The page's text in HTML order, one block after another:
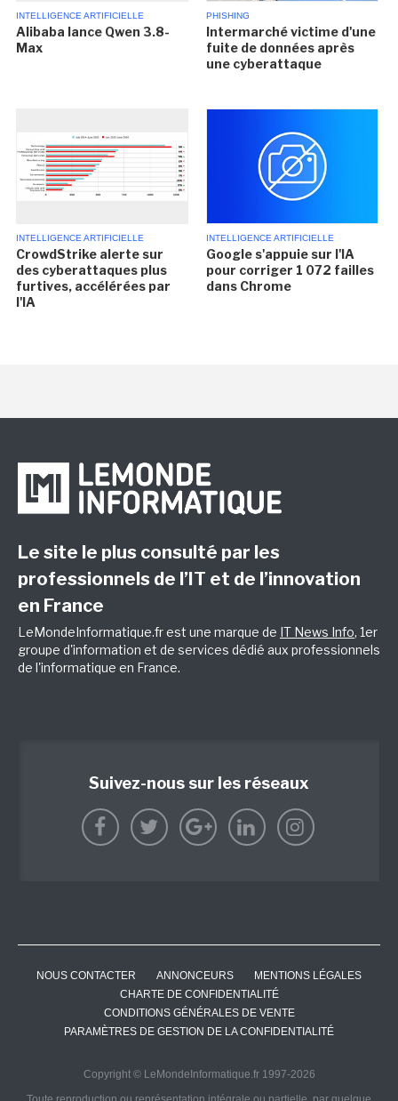
INTELLIGENCE ARTIFICIELLE
Alibaba lance Qwen 3.8-
Max
PHISHING
Intermarché victime d'une
fuite de données après
une cyberattaque
INTELLIGENCE ARTIFICIELLE
CrowdStrike alerte sur
des cyberattaques plus
furtives, accélérées par
l'IA
INTELLIGENCE ARTIFICIELLE
Google s'appuie sur l'IA
pour corriger 1 072 failles
dans Chrome
Le site le plus consulté par les
professionnels de l’IT et de l’innovation
en France
LeMondeInformatique.fr est une marque de IT News Info, 1er
groupe d'information et de services dédié aux professionnels
de l'informatique en France.
Suivez-nous sur les réseaux
NOUS CONTACTER ANNONCEURS
MENTIONS LÉGALES
CHARTE DE CONFIDENTIALITÉ
CONDITIONS GÉNÉRALES DE VENTE
PARAMÈTRES DE GESTION DE LA CONFIDENTIALITÉ
Copyright © LeMondeInformatique.fr 1997-2026